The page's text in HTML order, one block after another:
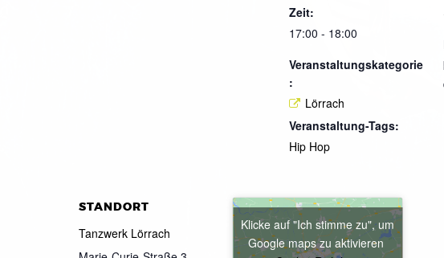
Zeit:
17:00 - 18:00
Veranstaltungskategorie
:
Lörrach
Veranstaltung-Tags:
Hip Hop
STANDORT
Tanzwerk Lörrach
Klicke auf "Ich stimme zu", um
Google maps zu aktivieren